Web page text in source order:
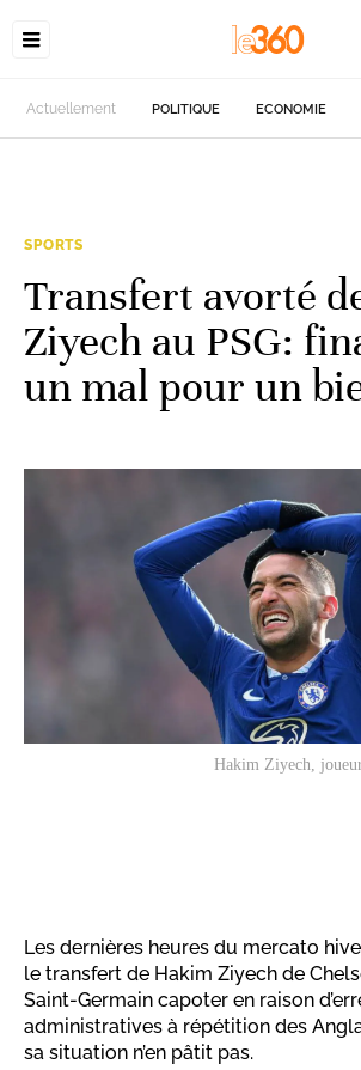
Actuellement POLITIQUE ECONOMIE
SPORTS
Transfert avorté
Ziyech au PSG:
un mal pour un
Hakim Ziyech,
Les dernières heures du mercato
le transfert de Hakim Ziyech de
Saint-Germain capoter en raison
administratives à répétition des
sa situation n’en pâtit pas.